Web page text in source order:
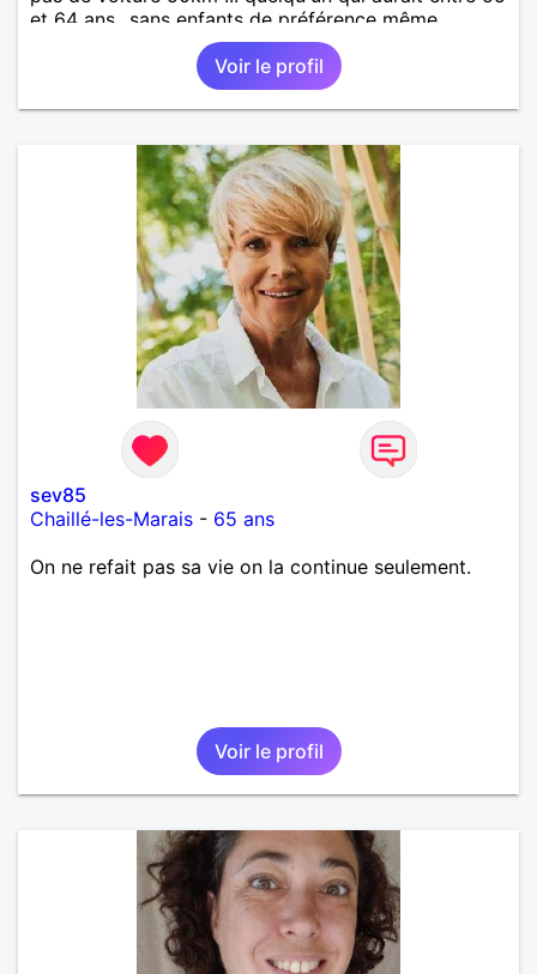
et 64 ans...sans enfants de préférence même
adultes et qui n aurait garder aucun contact avec
une où plusieurs ex...si vous correspondez à ma
recherche ecrivez moi je vous répondrai...
Voir le profil
sev85
Chaillé-les-Marais - 65 ans
On ne refait pas sa vie on la continue seulement.
Voir le profil